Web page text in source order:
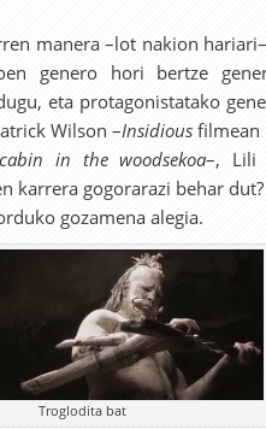
manera –lot nakion
genero hori bertze
eta protagonistatako
Wilson –Insidious filmean
in the woodsekoa–, Lili
karrera gogorarazi behar
gozamena alegia.
Troglodita bat